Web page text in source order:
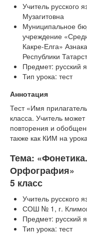
Учитель русского
Музагитовна
Муниципальное
учреждение
Какре-Елга»
Республики
Предмет: русский
Тип урока: тест
Аннотация
Тест «Имя
класса. Учитель
повторения и
также как КИМ на
Тема:
Орфография»
5 класс
Учитель русского
СОШ № 1, г.
Предмет: русский
Тип урока: тест